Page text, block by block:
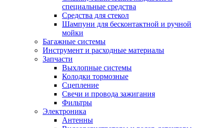
специальные средства
Средства для стекол
Шампуни для бесконтактной и ручной
мойки
Багажные системы
Инструмент и расходные материалы
Запчасти
Выхлопные системы
Колодки тормозные
Сцепление
Свечи и провода зажигания
Фильтры
Электроника
Антенны